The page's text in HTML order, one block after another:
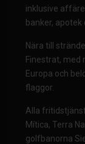
inklusive
banker,
Nära till
Finestrat, med
Europa och
flaggor.
Alla
Mítica, Terra
golfbanorna